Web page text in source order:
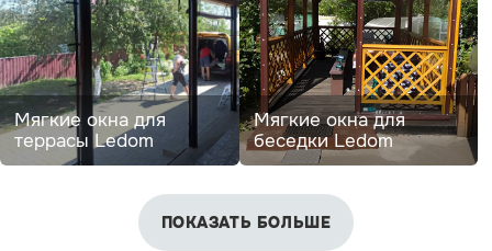
Мягкие окна для
террасы Ledom
Мягкие окна для
беседки Ledom
ПОКАЗАТЬ БОЛЬШЕ